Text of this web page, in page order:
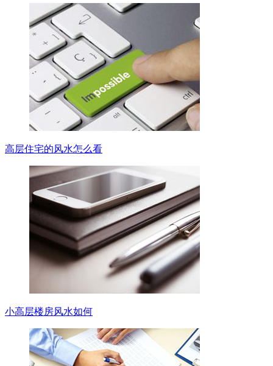
高层住宅的风水怎么看
小高层楼房风水如何